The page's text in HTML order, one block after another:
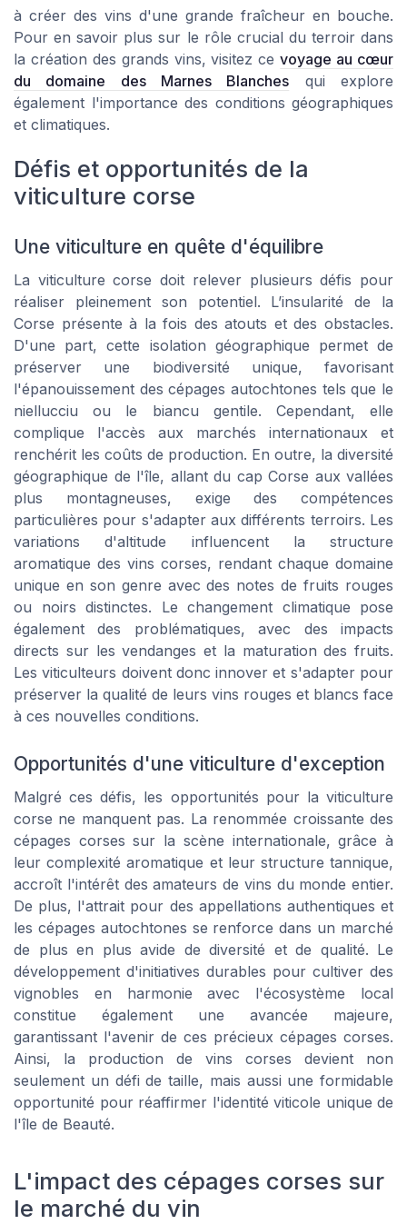
à créer des vins d'une grande fraîcheur en bouche.
Pour en savoir plus sur le rôle crucial du terroir dans
la création des grands vins, visitez cevoyage au cœur
du domaine des Marnes Blanches qui explore
également l'importance des conditions géographiques
et climatiques.
Défis et opportunités de la
viticulture corse
Une viticulture en quête d'équilibre
La viticulture corse doit relever plusieurs défis pour
réaliser pleinement son potentiel. L’insularité de la
Corse présente à la fois des atouts et des obstacles.
D'une part, cette isolation géographique permet de
préserver une biodiversité unique, favorisant
l'épanouissement des cépages autochtones tels que le
niellucciu ou le biancu gentile. Cependant, elle
complique l'accès aux marchés internationaux et
renchérit les coûts de production. En outre, la diversité
géographique de l'île, allant du cap Corse aux vallées
plus montagneuses, exige des compétences
particulières pour s'adapter aux différents terroirs. Les
variations d'altitude influencent la structure
aromatique des vins corses, rendant chaque domaine
unique en son genre avec des notes de fruits rouges
ou noirs distinctes. Le changement climatique pose
également des problématiques, avec des impacts
directs sur les vendanges et la maturation des fruits.
Les viticulteurs doivent donc innover et s'adapter pour
préserver la qualité de leurs vins rouges et blancs face
à ces nouvelles conditions.
Opportunités d'une viticulture d'exception
Malgré ces défis, les opportunités pour la viticulture
corse ne manquent pas. La renommée croissante des
cépages corses sur la scène internationale, grâce à
leur complexité aromatique et leur structure tannique,
accroît l'intérêt des amateurs de vins du monde entier.
De plus, l'attrait pour des appellations authentiques et
les cépages autochtones se renforce dans un marché
de plus en plus avide de diversité et de qualité. Le
développement d'initiatives durables pour cultiver des
vignobles en harmonie avec l'écosystème local
constitue également une avancée majeure,
garantissant l'avenir de ces précieux cépages corses.
Ainsi, la production de vins corses devient non
seulement un défi de taille, mais aussi une formidable
opportunité pour réaffirmer l'identité viticole unique de
l'île de Beauté.
L'impact des cépages corses sur
le marché du vin